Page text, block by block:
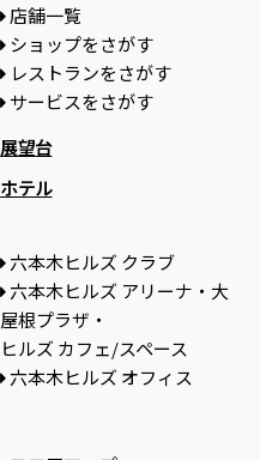
店舗一覧
ショップをさがす
レストランをさがす
サービスをさがす
展望台
ホテル
六本木ヒルズ クラブ
六本木ヒルズ アリーナ・大
屋根プラザ・
ヒルズ カフェ/スペース
六本木ヒルズ オフィス